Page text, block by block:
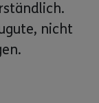
nicht